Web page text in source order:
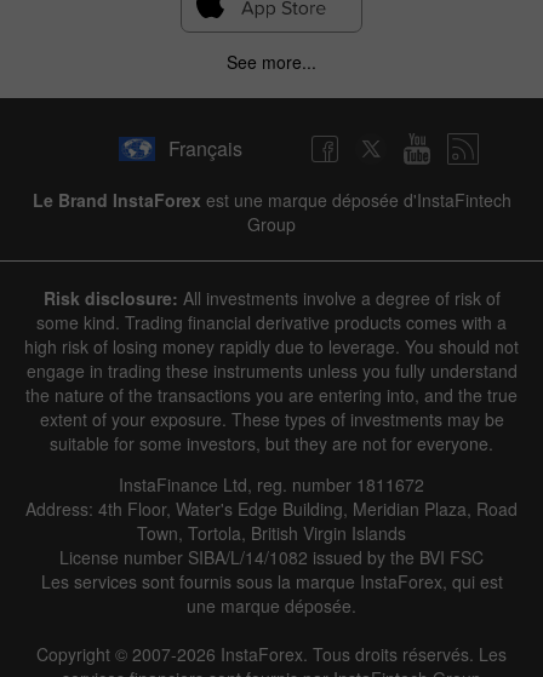
See more...
Français
Le Brand InstaForex est une marque déposée d'InstaFintech
Group
Risk disclosure: All investments involve a degree of risk of
some kind. Trading financial derivative products comes with a
high risk of losing money rapidly due to leverage. You should not
engage in trading these instruments unless you fully understand
the nature of the transactions you are entering into, and the true
extent of your exposure. These types of investments may be
suitable for some investors, but they are not for everyone.
InstaFinance Ltd, reg. number 1811672
Address: 4th Floor, Water's Edge Building, Meridian Plaza, Road
Town, Tortola, British Virgin Islands
License number SIBA/L/14/1082 issued by the BVI FSC
Les services sont fournis sous la marque InstaForex, qui est
une marque déposée.
Copyright © 2007-2026 InstaForex. Tous droits réservés. Les